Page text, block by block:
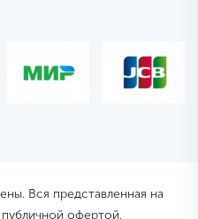
Вся представленная на
офертой.